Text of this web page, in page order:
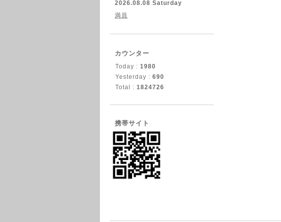
2026.08.08 Saturday
満員
カウンター
Today : 1980
Yesterday : 690
Total : 1824726
携帯サイト